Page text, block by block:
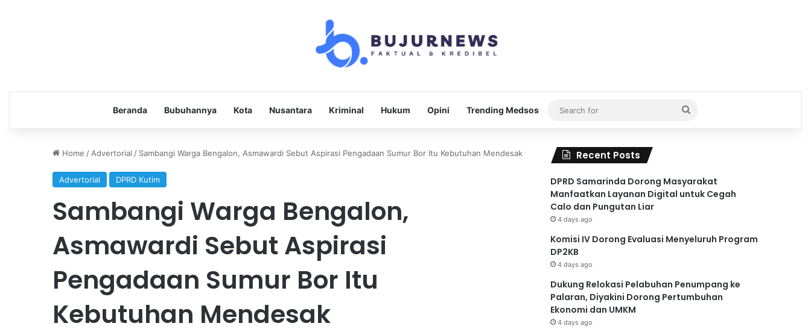
Beranda Bubuhannya Kota Nusantara Kriminal Hukum Opini Trending Medsos
Search
for
Home / Advertorial / Sambangi Warga Bengalon, Asmawardi Sebut Aspirasi Pengadaan Sumur Bor Itu Kebutuhan Mendesak
Advertorial DPRD Kutim
Sambangi Warga Bengalon,
Asmawardi Sebut Aspirasi
Pengadaan Sumur Bor Itu
Kebutuhan Mendesak
Recent Posts
DPRD Samarinda Dorong Masyarakat
Manfaatkan Layanan Digital untuk Cegah
Calo dan Pungutan Liar
4 days ago
Komisi IV Dorong Evaluasi Menyeluruh Program
DP2KB
4 days ago
Dukung Relokasi Pelabuhan Penumpang ke
Palaran, Diyakini Dorong Pertumbuhan
Ekonomi dan UMKM
4 days ago